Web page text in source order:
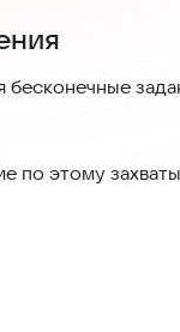
бесконечные
по этому
Эта
и